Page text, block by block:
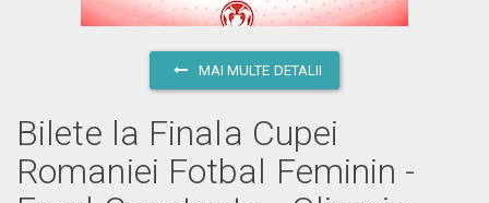
MAI MULTE DETALII
Bilete la Finala Cupei
Romaniei Fotbal Feminin -